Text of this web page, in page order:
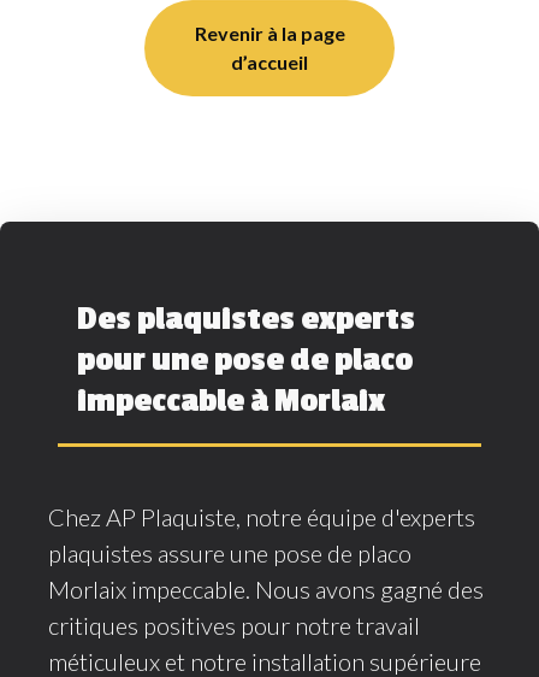
Revenir à la page
d’accueil
Des plaquistes experts
pour une pose de placo
impeccable à Morlaix
Chez AP Plaquiste, notre équipe d'experts
plaquistes assure une pose de placo
Morlaix impeccable. Nous avons gagné des
critiques positives pour notre travail
méticuleux et notre installation supérieure